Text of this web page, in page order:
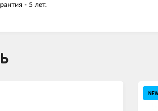
- 5 лет.